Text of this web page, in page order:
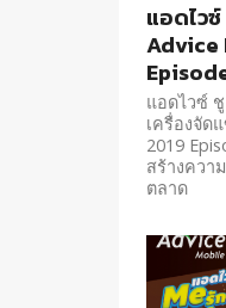
แอดไว
Advice
แอดไวซ์
เครื่องจัด
2019
สร้างควา
ตลาด